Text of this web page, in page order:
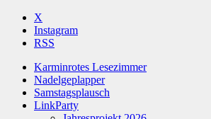
X
Instagram
RSS
Karminrotes Lesezimmer
Nadelgeplapper
Samstagsplausch
LinkParty